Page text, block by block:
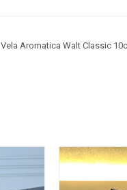
Vela Aromatica Walt Classic